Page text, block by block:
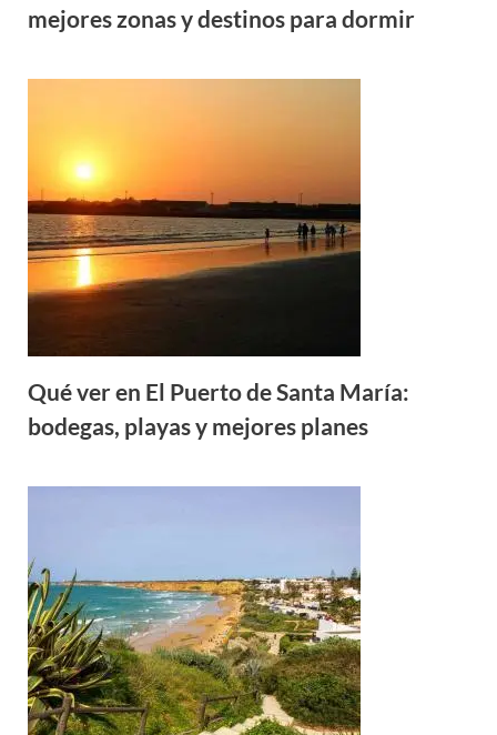
mejores zonas y destinos para dormir
Qué ver en El Puerto de Santa María:
bodegas, playas y mejores planes